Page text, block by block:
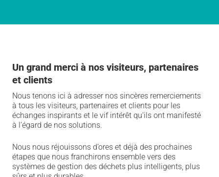
Un grand merci à nos visiteurs, partenaires
et clients
Nous tenons ici à adresser nos sincères remerciements
à tous les visiteurs, partenaires et clients pour les
échanges inspirants et le vif intérêt qu’ils ont manifesté
à l’égard de nos solutions.
Nous nous réjouissons d’ores et déjà des prochaines
étapes que nous franchirons ensemble vers des
systèmes de gestion des déchets plus intelligents, plus